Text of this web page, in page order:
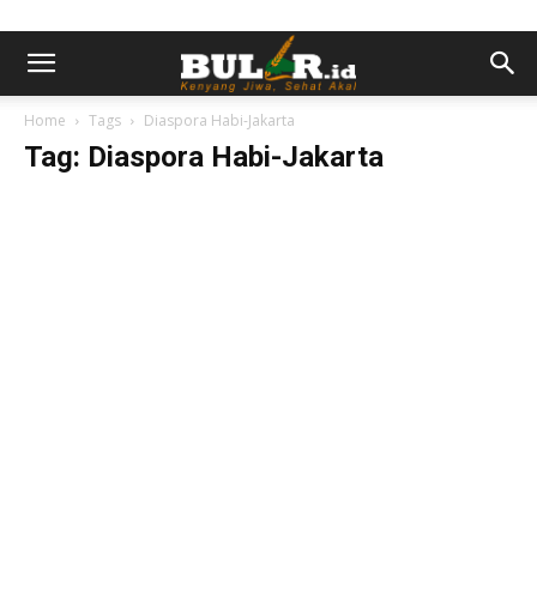
Home Tags Diaspora Habi-Jakarta
Tag: Diaspora Habi-Jakarta